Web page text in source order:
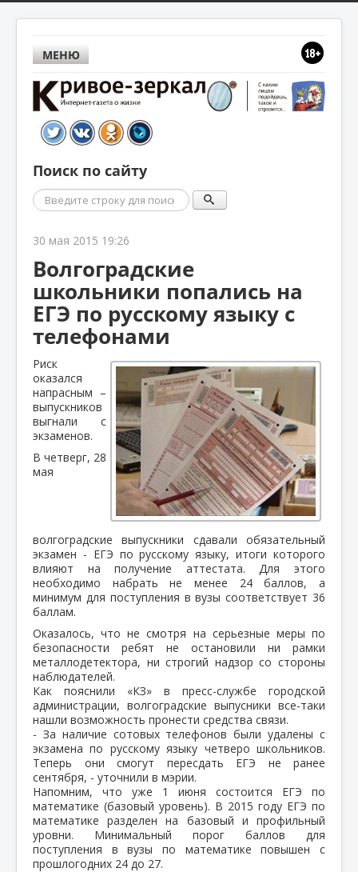
МЕНЮ
Поиск по сайту
Поиск
30 мая 2015 19:26
Волгоградские
школьники попались на
ЕГЭ по русскому языку с
телефонами
Риск
оказался
напрасным –
выпускников
выгнали с
экзаменов.
В четверг, 28
мая
волгоградские выпускники сдавали обязательный
экзамен - ЕГЭ по русскому языку, итоги которого
влияют на получение аттестата. Для этого
необходимо набрать не менее 24 баллов, а
минимум для поступления в вузы соответствует 36
баллам.
Оказалось, что не смотря на серьезные меры по
безопасности ребят не остановили ни рамки
металлодетектора, ни строгий надзор со стороны
наблюдателей.
Как пояснили «КЗ» в пресс-службе городской
администрации, волгоградские выпусники все-таки
нашли возможность пронести средства связи.
- За наличие сотовых телефонов были удалены с
экзамена по русскому языку четверо школьников.
Теперь они смогут пересдать ЕГЭ не ранее
сентября, - уточнили в мэрии.
Напомним, что уже 1 июня состоится ЕГЭ по
математике (базовый уровень). В 2015 году ЕГЭ по
математике разделен на базовый и профильный
уровни. Минимальный порог баллов для
поступления в вузы по математике повышен с
прошлогодних 24 до 27.